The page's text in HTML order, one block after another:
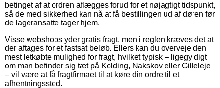
betinget af at ordren aflægges forud for et nøjagtigt tidspunkt,
så de med sikkerhed kan nå at få bestillingen ud af døren før
de lageransatte tager hjem.
Visse webshops yder gratis fragt, men i reglen kræves det at
der aftages for et fastsat beløb. Ellers kan du overveje den
mest letkøbte mulighed for fragt, hvilket typisk – ligegyldigt
om man befinder sig tæt på Kolding, Nakskov eller Gilleleje
– vil være at få fragtfirmaet til at køre din ordre til et
afhentningssted.